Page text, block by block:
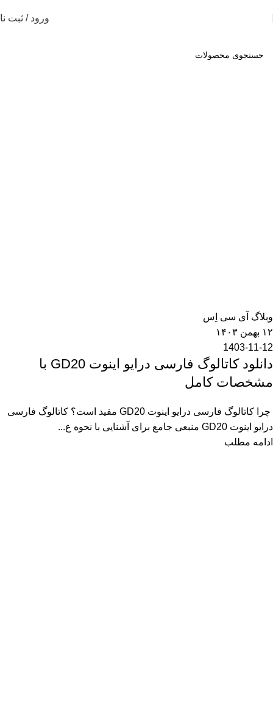
ورود / ثبت
وبلاگ آی سی اِس
۱۲ بهمن ۱۴۰۳
1403-11-12
دانلود کاتالوگ فارسی درایو اینوت GD20 با
مشخصات کامل
چرا کاتالوگ فارسی درایو اینوت GD20 مفید است؟ کاتالوگ فارسی
درایو اینوت GD20 منبعی جامع برای آشنایی با نحوه ع...
ادامه مطلب